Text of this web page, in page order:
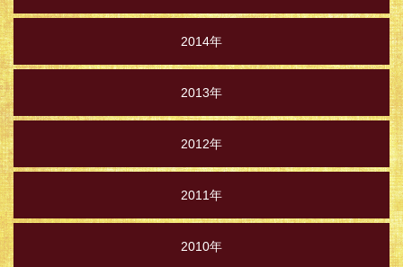
2014年
2013年
2012年
2011年
2010年